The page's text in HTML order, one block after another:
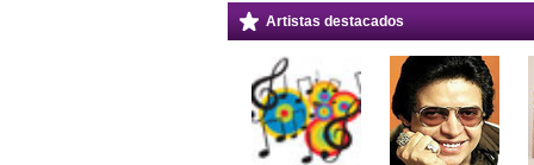
Artistas destacados